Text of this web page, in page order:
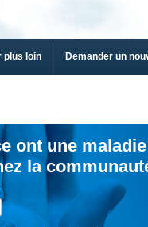
plus loin Demander un
ont une
la